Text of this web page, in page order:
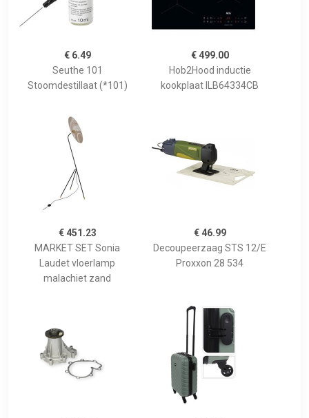
€ 6.49
Seuthe 101
Stoomdestillaat (*101)
€ 499.00
Hob2Hood inductie
kookplaat ILB64334CB
€ 451.23
MARKET SET Sonia
Laudet vloerlamp
malachiet zand
€ 46.99
Decoupeerzaag STS 12/E
Proxxon 28 534